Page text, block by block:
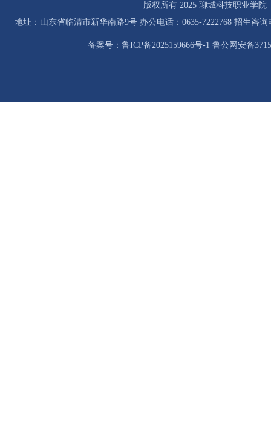
版权所有 2025 聊城科技职业学院
地址：山东省临清市新华南路9号 办公电话：0635-7222768 招生咨询
备案号：鲁ICP备2025159666号-1 鲁公网安备